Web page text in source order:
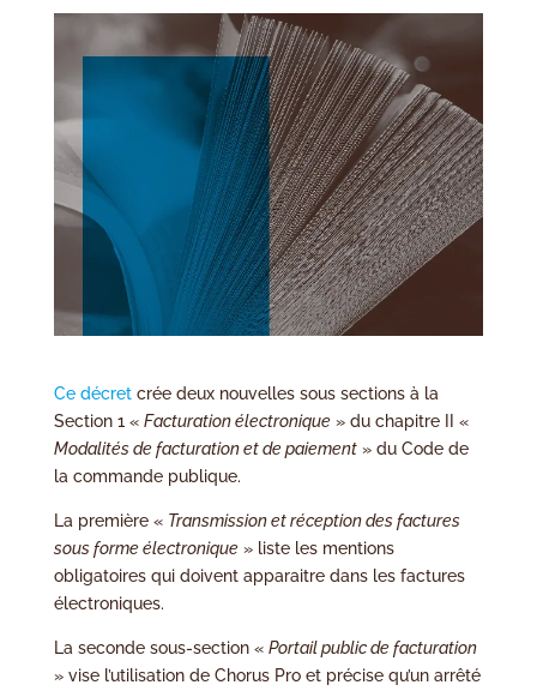
Ce décret crée deux nouvelles sous sections à la
Section 1 « Facturation électronique» du chapitre II «
Modalités de facturation et de paiement» du Code de
la commande publique.
La première « Transmission et réception des factures
sous forme électronique» liste les mentions
obligatoires qui doivent apparaitre dans les factures
électroniques.
La seconde sous-section « Portail public de facturation
» vise l’utilisation de Chorus Pro et précise qu’un arrêté